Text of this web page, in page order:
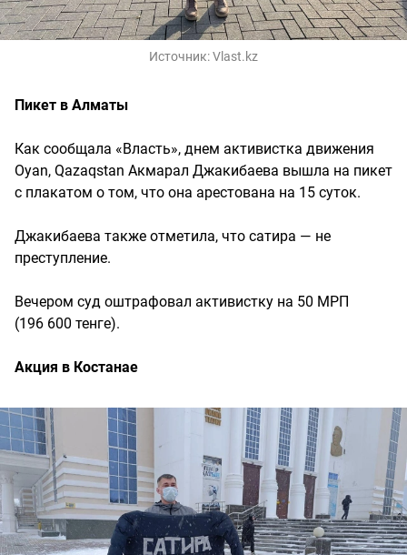
Источник:Vlast.kz
Пикет в Алматы
Как сообщала «Власть», днем активистка движения
Oyan, Qazaqstan Акмарал Джакибаева вышла на пикет
с плакатом о том, что она арестована на 15 суток.
Джакибаева также отметила, что сатира — не
преступление.
Вечером суд оштрафовал активистку на 50 МРП
(196 600 тенге).
Акция в Костанае